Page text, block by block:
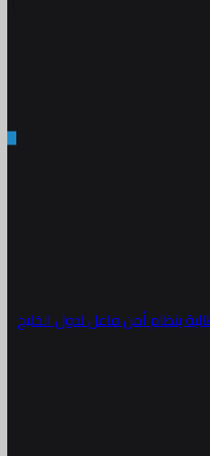
بنظام أمن فاعل لدول الخليج